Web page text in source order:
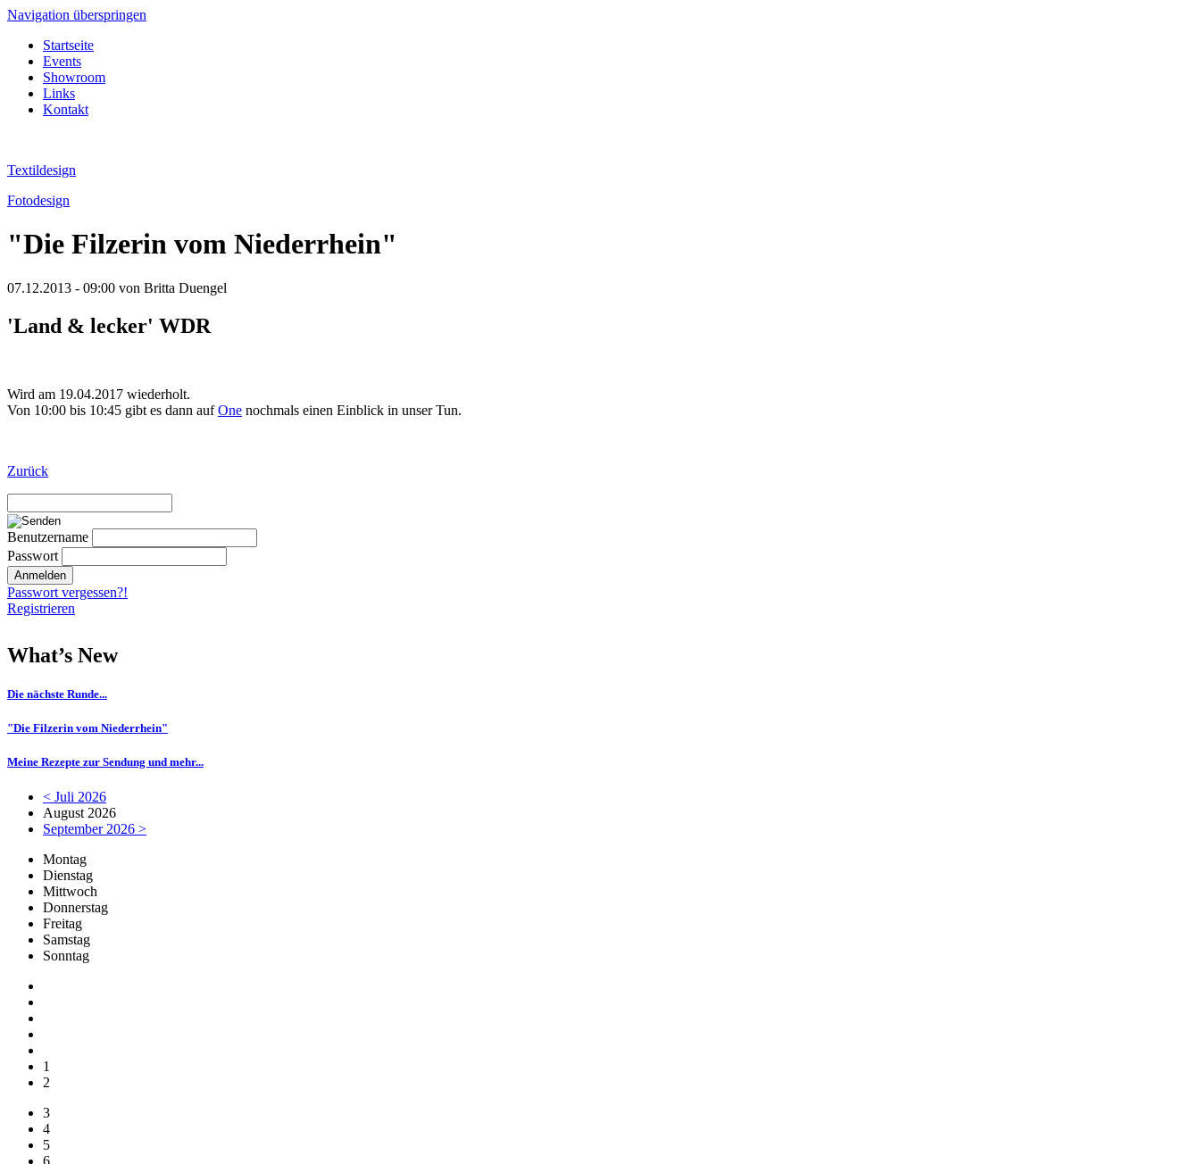
Navigation überspringen
Startseite
Events
Showroom
Links
Kontakt
Textildesign
Fotodesign
"Die Filzerin vom Niederrhein"
07.12.2013 - 09:00 von Britta Duengel
'Land & lecker' WDR
Wird am 19.04.2017 wiederholt.
Von 10:00 bis 10:45 gibt es dann aufOne nochmals einen Einblick in unser Tun.
Zurück
Benutzername
Passwort
Passwort vergessen?!
Registrieren
What’s New
Die nächste Runde...
"Die Filzerin vom Niederrhein"
Meine Rezepte zur Sendung und mehr...
< Juli 2026
August 2026
September 2026 >
Montag
Dienstag
Mittwoch
Donnerstag
Freitag
Samstag
Sonntag
1
2
3
4
5